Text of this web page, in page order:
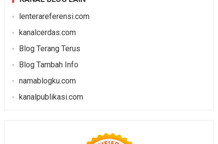
lenterareferensi.com
kanalcerdas.com
Blog Terang Terus
Blog Tambah Info
namablogku.com
kanalpublikasi.com